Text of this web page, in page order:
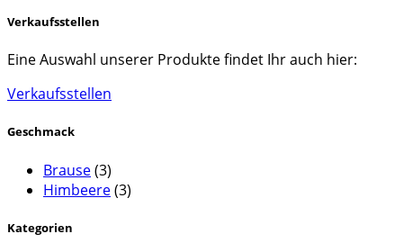
können
der
Produktseite
gewählt
werden
Verkaufsstellen
Eine Auswahl unserer Produkte findet Ihr auch hier:
Verkaufsstellen
Geschmack
Brause(3)
Himbeere(3)
Kategorien